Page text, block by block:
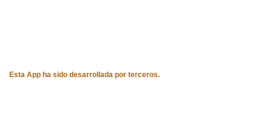
Esta App ha sido desarrollada por terceros.